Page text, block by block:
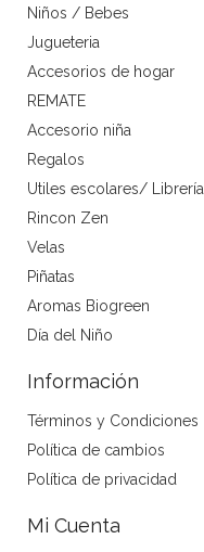
Niños / Bebes
Jugueteria
Accesorios de hogar
REMATE
Accesorio niña
Regalos
Utiles escolares/ Librería
Rincon Zen
Velas
Piñatas
Aromas Biogreen
Día del Niño
Información
Términos y Condiciones
Política de cambios
Política de privacidad
Mi Cuenta